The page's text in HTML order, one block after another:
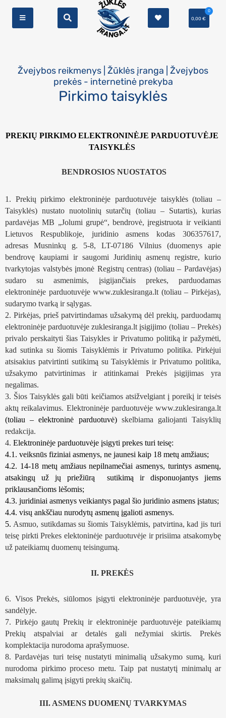
0,00€
0
Žvejybos reikmenys | Žūklės įranga | Žvejybos
prekės - internetinė prekyba
Pirkimo taisyklės
PREKIŲ PIRKIMO ELEKTRONINĖJE PARDUOTUVĖJE
TAISYKLĖS
BENDROSIOS NUOSTATOS
1. Prekių pirkimo elektroninėje parduotuvėje taisyklės (toliau –
Taisyklės) nustato nuotolinių sutarčių (toliau – Sutartis), kurias
pardavėjas MB „Jolumi grupė“, bendrovė, įregistruota ir veikianti
Lietuvos Respublikoje, juridinio asmens kodas 306357617,
adresas Musninkų g. 5-8, LT-07186 Vilnius (duomenys apie
bendrovę kaupiami ir saugomi Juridinių asmenų registre, kurio
tvarkytojas valstybės įmonė Registrų centras) (toliau – Pardavėjas)
sudaro su asmenimis, įsigijančiais prekes, parduodamas
elektroninėje parduotuvėje www.zuklesiranga.lt (toliau – Pirkėjas),
sudarymo tvarką ir sąlygas.
2. Pirkėjas, prieš patvirtindamas užsakymą dėl prekių, parduodamų
elektroninėje parduotuvėje zuklesiranga.lt įsigijimo (toliau – Prekės)
privalo perskaityti šias Taisykles ir Privatumo politiką ir pažymėti,
kad sutinka su šiomis Taisyklėmis ir Privatumo politika. Pirkėjui
atsisakius patvirtinti sutikimą su Taisyklėmis ir Privatumo politika,
užsakymo patvirtinimas ir atitinkamai Prekės įsigijimas yra
negalimas.
3. Šios Taisyklės gali būti keičiamos atsižvelgiant į poreikį ir teisės
aktų reikalavimus. Elektroninėje parduotuvėje www.zuklesiranga.lt
(toliau – elektroninė parduotuvė) skelbiama galiojanti Taisyklių
redakcija.
4. Elektroninėje parduotuvėje įsigyti prekes turi teisę:
4.1. veiksnūs fiziniai asmenys, ne jaunesi kaip 18 metų amžiaus;
4.2. 14-18 metų amžiaus nepilnamečiai asmenys, turintys asmenų,
atsakingų už jų priežiūrą  sutikimą ir disponuojantys jiems
priklausančioms lėšomis;
4.3. juridiniai asmenys veikiantys pagal šio juridinio asmens įstatus;
4.4. visų ankščiau nurodytų asmenų įgalioti asmenys.
5. Asmuo, sutikdamas su šiomis Taisyklėmis, patvirtina, kad jis turi
teisę pirkti Prekes elektoninėje parduotuvėje ir prisiima atsakomybę
už pateikiamų duomenų teisingumą.
II. PREKĖS
6. Visos Prekės, siūlomos įsigyti elektroninėje parduotuvėje, yra
sandėlyje.
7. Pirkėjo gautų Prekių ir elektroninėje parduotuvėje pateikiamų
Prekių atspalviai ar detalės gali nežymiai skirtis. Prekės
komplektacija nurodoma aprašymuose.
8. Pardavėjas turi teisę nustatyti minimalią užsakymo sumą, kuri
nurodoma pirkimo proceso metu. Taip pat nustatytį minimalų ar
maksimalų galimą įsigyti prekių skaičių.
III. ASMENS DUOMENŲ TVARKYMAS